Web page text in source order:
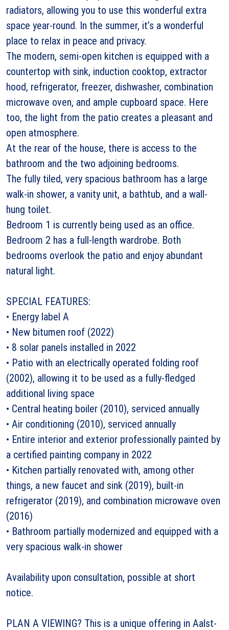
radiators, allowing you to use this wonderful extra
space year-round. In the summer, it’s a wonderful
place to relax in peace and privacy.
The modern, semi-open kitchen is equipped with a
countertop with sink, induction cooktop, extractor
hood, refrigerator, freezer, dishwasher, combination
microwave oven, and ample cupboard space. Here
too, the light from the patio creates a pleasant and
open atmosphere.
At the rear of the house, there is access to the
bathroom and the two adjoining bedrooms.
The fully tiled, very spacious bathroom has a large
walk-in shower, a vanity unit, a bathtub, and a wall-
hung toilet.
Bedroom 1 is currently being used as an office.
Bedroom 2 has a full-length wardrobe. Both
bedrooms overlook the patio and enjoy abundant
natural light.
SPECIAL FEATURES:
• Energy label A
• New bitumen roof (2022)
• 8 solar panels installed in 2022
• Patio with an electrically operated folding roof
(2002), allowing it to be used as a fully-fledged
additional living space
• Central heating boiler (2010), serviced annually
• Air conditioning (2010), serviced annually
• Entire interior and exterior professionally painted by
a certified painting company in 2022
• Kitchen partially renovated with, among other
things, a new faucet and sink (2019), built-in
refrigerator (2019), and combination microwave oven
(2016)
• Bathroom partially modernized and equipped with a
very spacious walk-in shower
Availability upon consultation, possible at short
notice.
PLAN A VIEWING? This is a unique offering in Aalst-